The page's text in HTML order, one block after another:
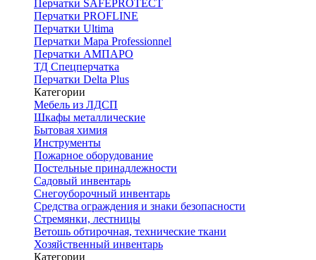
Перчатки SAFEPROTECT
Перчатки PROFLINE
Перчатки Ultima
Перчатки Мара Professionnel
Перчатки АМПАРО
ТД Спецперчатка
Перчатки Delta Plus
Категории
Мебель из ЛДСП
Шкафы металлические
Бытовая химия
Инструменты
Пожарное оборудование
Постельные принадлежности
Садовый инвентарь
Снегоуборочный инвентарь
Средства ограждения и знаки безопасности
Стремянки, лестницы
Ветошь обтирочная, технические ткани
Хозяйственный инвентарь
Категории